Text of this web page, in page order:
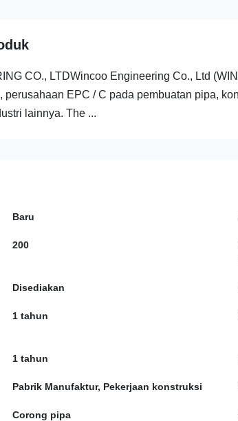
CO., LTDWincoo Engineering Co., Ltd
perusahaan EPC / C pada pembuatan pipa,
lainnya. The ...
Baru
200
Disediakan
1 tahun
1 tahun
Pabrik Manufaktur, Pekerjaan konstruksi
Corong pipa